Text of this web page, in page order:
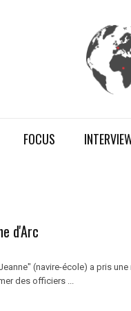
FOCUS
d'Arc
(navire-école) a pris une
des officiers ...